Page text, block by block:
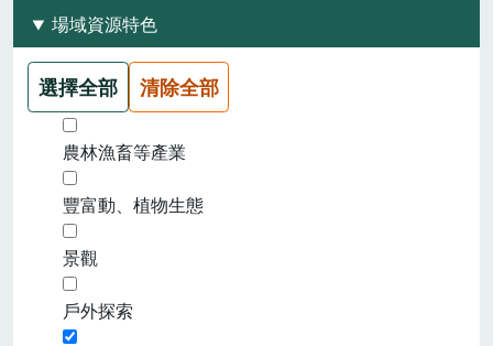
場域資源特色
選擇全部 清除全部
農林漁畜等產業
豐富動、植物生態
景觀
戶外探索